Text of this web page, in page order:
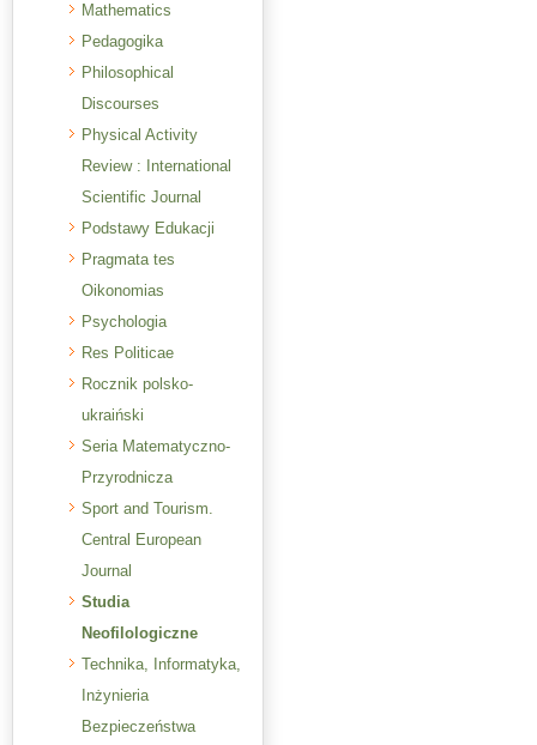
Mathematics
Pedagogika
Philosophical
Discourses
Physical Activity
Review : International
Scientific Journal
Podstawy Edukacji
Pragmata tes
Oikonomias
Psychologia
Res Politicae
Rocznik polsko-
ukraiński
Seria Matematyczno-
Przyrodnicza
Sport and Tourism.
Central European
Journal
Studia
Neofilologiczne
Technika, Informatyka,
Inżynieria
Bezpieczeństwa